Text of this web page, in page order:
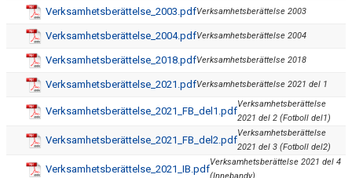
Verksamhetsberättelse_2003.pdfVerksamhetsberättelse 2003
Verksamhetsberättelse_2004.pdfVerksamhetsberättelse 2004
Verksamhetsberättelse_2018.pdfVerksamhetsberättelse 2018
Verksamhetsberättelse_2021.pdfVerksamhetsberättelse 2021 del 1
Verksamhetsberättelse_2021_FB_del1.pdf
Verksamhetsberättelse
2021 del 2 (Fotboll del1)
Verksamhetsberättelse_2021_FB_del2.pdf
Verksamhetsberättelse
2021 del 3 (Fotboll del2)
Verksamhetsberättelse_2021_IB.pdf
Verksamhetsberättelse 2021 del 4